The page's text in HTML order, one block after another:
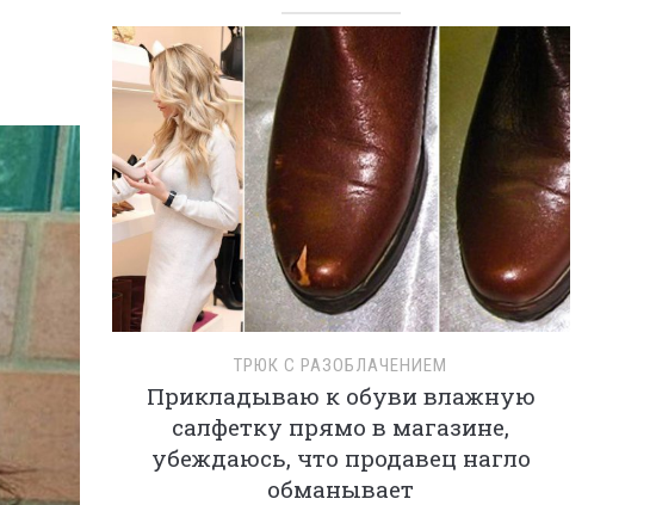
ТРЮК С РАЗОБЛАЧЕНИЕМ
Прикладываю к обуви влажную
салфетку прямо в магазине,
убеждаюсь, что продавец нагло
обманывает